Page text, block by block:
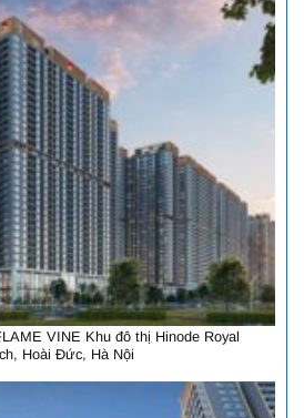
VINE Khu đô thị Hinode Royal
Hoài Đức, Hà Nội